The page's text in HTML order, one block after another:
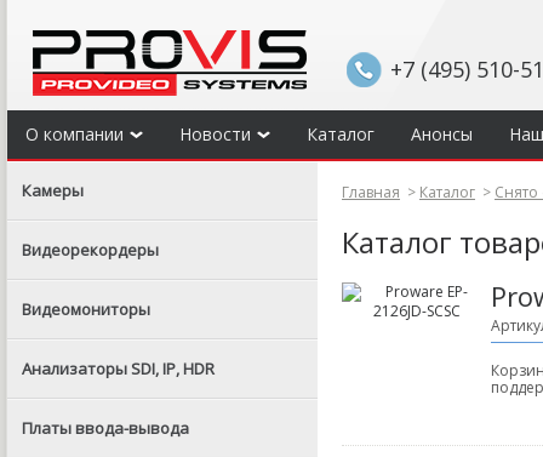
+7 (495) 510-
О компании Новости Каталог Анонсы
Камеры
Видеорекордеры
Видеомониторы
Анализаторы SDI, IP, HDR
Платы ввода-вывода
Главная > Каталог > Снято
Каталог